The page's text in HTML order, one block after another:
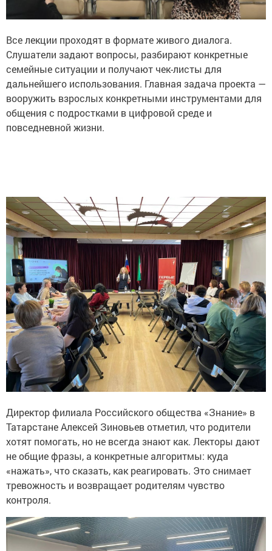
Все лекции проходят в формате живого диалога.
Слушатели задают вопросы, разбирают конкретные
семейные ситуации и получают чек-листы для
дальнейшего использования. Главная задача проекта —
вооружить взрослых конкретными инструментами для
общения с подростками в цифровой среде и
повседневной жизни.
Директор филиала Российского общества «Знание» в
Татарстане Алексей Зиновьев отметил, что родители
хотят помогать, но не всегда знают как. Лекторы дают
не общие фразы, а конкретные алгоритмы: куда
«нажать», что сказать, как реагировать. Это снимает
тревожность и возвращает родителям чувство
контроля.